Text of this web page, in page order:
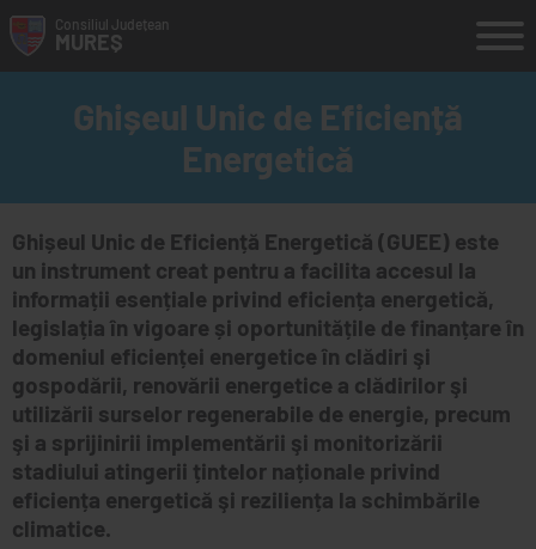
Consiliul Județean
MUREȘ
CONSILIUL JUDEȚEAN
RELAȚII PUBLICE
PROGRAME ȘI ACȚIUNI
PROIECTE
DIVERSE
TURISM
ESERVICII
GUEE
Ghișeul Unic de Eficiență
Energetică
Ghișeul Unic de Eficiență Energetică (GUEE) este
un instrument creat pentru a facilita accesul la
informații esențiale privind eficiența energetică,
legislația în vigoare și oportunitățile de finanțare în
domeniul eficienței energetice în clădiri şi
gospodării, renovării energetice a clădirilor şi
utilizării surselor regenerabile de energie, precum
şi a sprijinirii implementării şi monitorizării
stadiului atingerii țintelor naționale privind
eficiența energetică şi reziliența la schimbările
climatice.